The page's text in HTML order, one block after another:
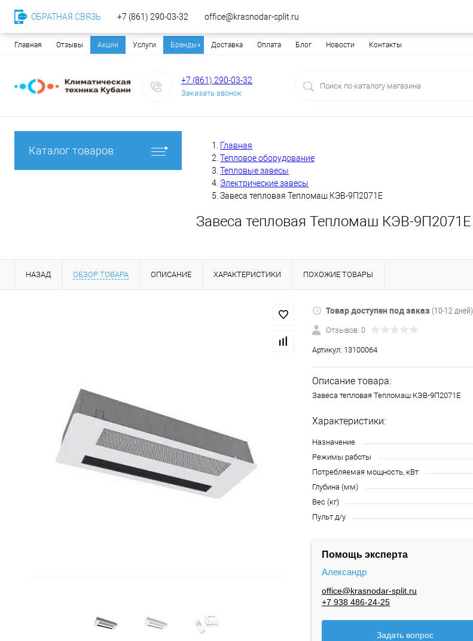
Главная Отзывы Акции Услуги Бренды Доставка Оплата Блог Новости Контакты
+7 (861) 290-03-32
Заказать звонок
Каталог товаров
Главная
Тепловое оборудование
Тепловые завесы
Электрические завесы
Завеса тепловая Тепломаш КЭВ-9П2071Е
Завеса тепловая Тепломаш КЭВ-9П2071Е
НАЗАД ОБЗОР ТОВАРА ОПИСАНИЕ ХАРАКТЕРИСТИКИ ПОХОЖИЕ ТОВАРЫ
Товар доступен под заказ (10-12 дней)
Отзывов: 0
Артикул: 13100064
Описание товара:
Завеса тепловая Тепломаш КЭВ-9П2071Е
Характеристики:
Назначение
Режимы работы
Потребляемая мощность, кВт
Глубина (мм)
Вес (кг)
Пульт д/у
Помощь эксперта
Александр
office@krasnodar-split.ru
+7 938 486-24-25
Задать вопрос
ОБРАТНАЯ СВЯЗЬ +7 (861) 290-03-32 office@krasnodar-split.ru